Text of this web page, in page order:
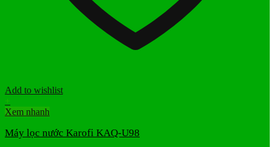
Add to wishlist
+
Xem nhanh
Máy lọc nước Karofi KAQ-U98